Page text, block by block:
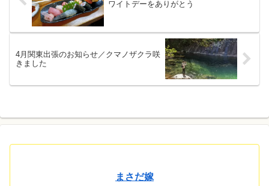
ワイトデーをありがとう
4月関東出張のお知らせ／クマノザクラ咲
きました
まさだ嫁